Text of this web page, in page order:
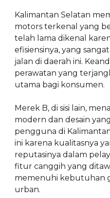
Kalimantan Selatan
motors terkenal yang
telah lama dikenal
efisiensinya, yang
jalan di daerah ini.
perawatan yang
utama bagi konsumen.
Merek B, di sisi lain,
modern dan desain
pengguna di
ini karena kualitasnya
reputasinya dalam
fitur canggih yang
memenuhi kebutuhan
urban.